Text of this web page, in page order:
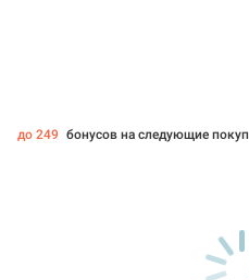
до 249 бонусов на следующие